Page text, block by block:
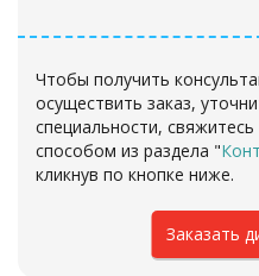
Чтобы получить
осуществить заказ,
специальности,
способом из раздела "
кликнув по кнопке ниже.
Заказать